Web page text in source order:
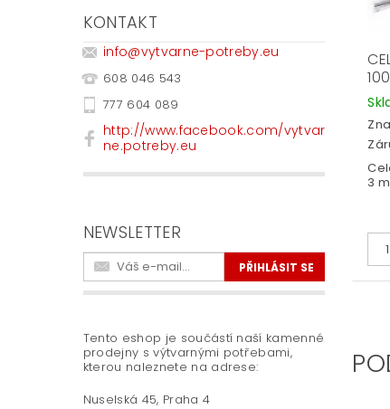
KONTAKT
info@vytvarne-potreby.eu
608 046 543
777 604 089
http://www.facebook.com/vytvar
ne.potreby.eu
NEWSLETTER
Tento eshop je součástí naší kamenné
prodejny s výtvarnými potřebami,
kterou naleznete na adrese:
Nuselská 45, Praha 4
3